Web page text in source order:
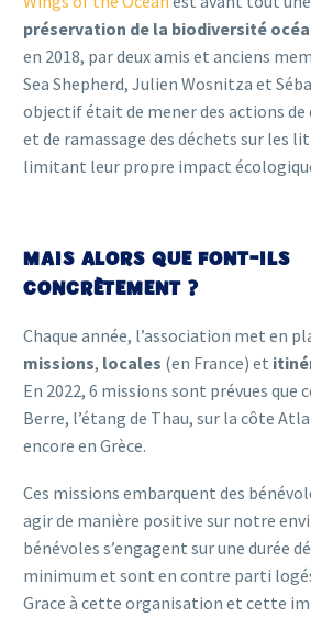
préservation de la biodiversité
en 2018, par deux amis et anciens
Sea Shepherd, Julien Wosnitza et
objectif était de mener des actions
et de ramassage des déchets sur les
limitant leur propre impact
MAIS ALORS QUE FONT-ILS
CONCRÈTEMENT ?
Chaque année, l’association met en
missions, locales (en France) et
En 2022, 6 missions sont prévues que
Berre, l’étang de Thau, sur la côte
encore en Grèce.
Ces missions embarquent des
agir de manière positive sur notre
bénévoles s’engagent sur une durée
minimum et sont en contre parti
Grace à cette organisation et cette